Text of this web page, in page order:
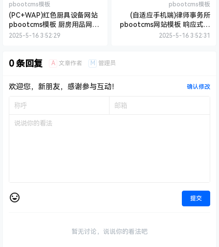
pbootcms模板
(PC+WAP)红色厨具设备网站
pbootcms模板 厨房用品网站
源码下载
2025-5-16 3:52:29
pbootcms模板
(自适应手机端)律师事务所
pbootcms网站模板 响应式法
律咨询网站源码下载
2025-5-16 3:52:31
0 条回复 A 文章作者 M 管理员
欢迎您，新朋友，感谢参与互动！ 确认修改
提交
暂无讨论，说说你的看法吧